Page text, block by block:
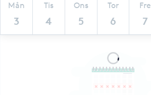
Mån
3
Tis
4
Ons
5
Tor
6
Fre
7